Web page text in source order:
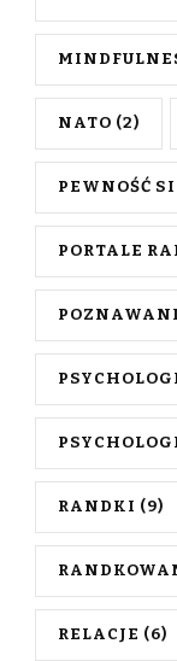
NATO (2)
PEWNOŚĆ
PORTALE
RANDKI (9)
RELACJE (6)